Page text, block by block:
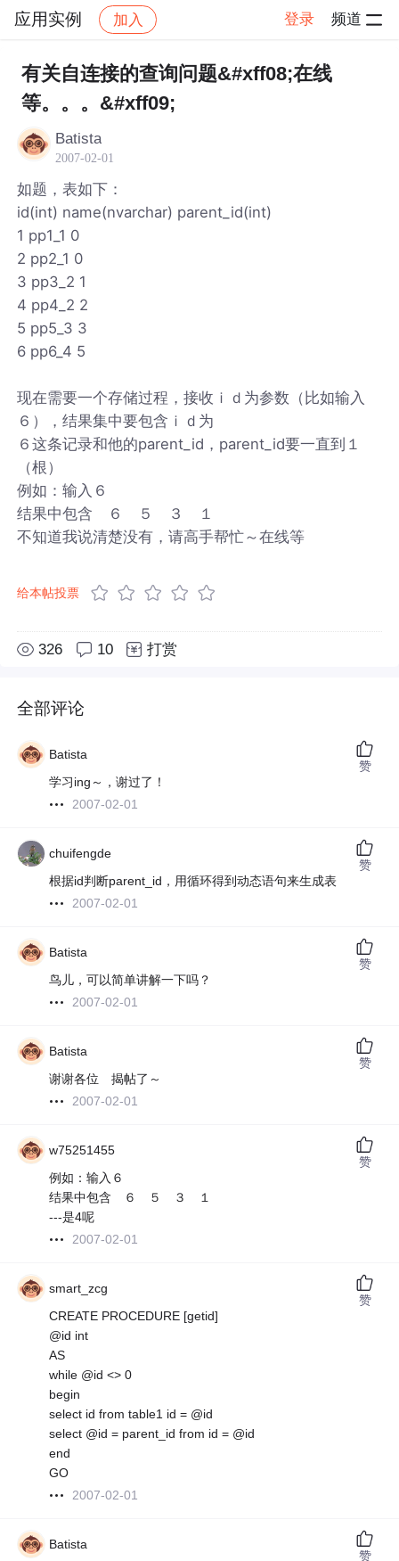
应用实例 加入 登录 频道
社区 应用实例 帖子详情
有关自连接的查询问题&#xff08;在线
等。。。&#xff09;
Batista
2007-02-01
如题，表如下：
id(int) name(nvarchar) parent_id(int)
1 pp1_1 0
2 pp2_1 0
3 pp3_2 1
4 pp4_2 2
5 pp5_3 3
6 pp6_4 5
现在需要一个存储过程，接收ｉｄ为参数（比如输入
６），结果集中要包含ｉｄ为
６这条记录和他的parent_id，parent_id要一直到１
（根）
例如：输入６
结果中包含 ６ ５ ３ １
不知道我说清楚没有，请高手帮忙～在线等
给本帖投票
326 10 打赏
全部评论
Batista
学习ing～，谢过了！
2007-02-01
赞
chuifengde
根据id判断parent_id，用循环得到动态语句来生成表
2007-02-01
赞
Batista
鸟儿，可以简单讲解一下吗？
2007-02-01
赞
Batista
谢谢各位 揭帖了～
2007-02-01
赞
w75251455
例如：输入６
结果中包含 ６ ５ ３ １
---是4呢
2007-02-01
赞
smart_zcg
CREATE PROCEDURE [getid]
@id int
AS
while @id <> 0
begin
select id from table1 id = @id
select @id = parent_id from id = @id
end
GO
2007-02-01
赞
Batista
赞